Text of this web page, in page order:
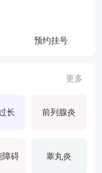
预约挂号
更多
长 前列腺炎
障碍 睾丸炎